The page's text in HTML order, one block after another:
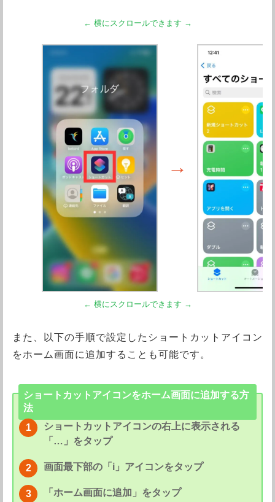
また、以下の手順で設定したショートカットアイコン
をホーム画面に追加することも可能です。
ショートカットアイコンをホーム画面に追加する方
法
ショートカットアイコンの右上に表示される
「…」をタップ
画面最下部の「i」アイコンをタップ
「ホーム画面に追加」をタップ